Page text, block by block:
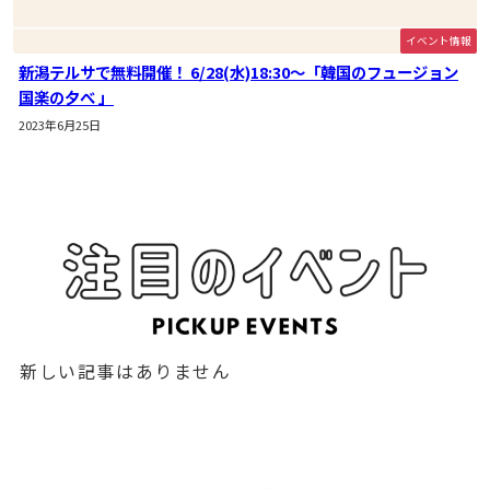
イベント情報
新潟テルサで無料開催！ 6/28(水)18:30～「韓国のフュージョン
国楽の夕べ 」
2023年6月25日
新しい記事はありません